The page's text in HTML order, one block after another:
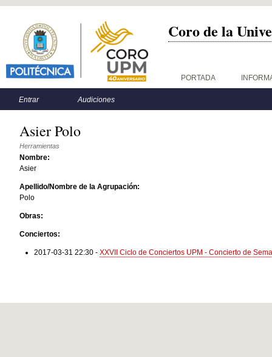
Coro de la
Menú principal PORTADA
Menú secundario
Entrar Audiciones
Asier Polo
Herramientas
Nombre:
Asier
Apellido/Nombre de la Agrupación:
Polo
Obras:
Conciertos:
2017-03-31 22:30 - XXVII Ciclo de Conciertos UPM - Concierto de